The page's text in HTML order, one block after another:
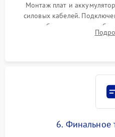
Монтаж плат и
силовых кабелей.
калибровки констант
срабатывания AVR и
6. Финальное